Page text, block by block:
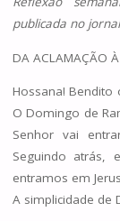
publicada no
DA ACLAMAÇÃO
Hossana!
O Domingo de
Senhor vai
Seguindo atrás,
entramos em
A simplicidade de